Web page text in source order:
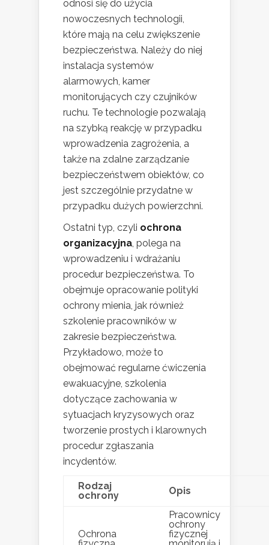
odnosi się do użycia
nowoczesnych technologii,
które mają na celu zwiększenie
bezpieczeństwa. Należy do niej
instalacja systemów
alarmowych, kamer
monitorujących czy czujników
ruchu. Te technologie pozwalają
na szybką reakcję w przypadku
wprowadzenia zagrożenia, a
także na zdalne zarządzanie
bezpieczeństwem obiektów, co
jest szczególnie przydatne w
przypadku dużych powierzchni.
Ostatni typ, czyli ochrona
organizacyjna , polega na
wprowadzeniu i wdrażaniu
procedur bezpieczeństwa. To
obejmuje opracowanie polityki
ochrony mienia, jak również
szkolenie pracowników w
zakresie bezpieczeństwa.
Przykładowo, może to
obejmować regularne ćwiczenia
ewakuacyjne, szkolenia
dotyczące zachowania w
sytuacjach kryzysowych oraz
tworzenie prostych i klarownych
procedur zgłaszania
incydentów.
Rodzaj
ochrony
Opis
Ochrona
Pracownicy
ochrony
fizycznej